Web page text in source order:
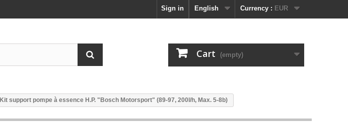
Currency : EUR
English
Sign in
Cart (empty)
Kit support pompe à essence H.P. "Bosch Motorsport" (89-97, 200l/h, Max. 5-8b)